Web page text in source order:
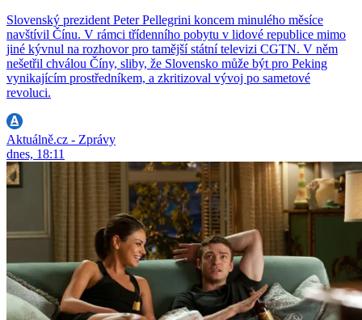
Slovenský prezident Peter Pellegrini koncem minulého měsíce
navštívil Čínu. V rámci třídenního pobytu v lidové republice mimo
jiné kývnul na rozhovor pro tamější státní televizi CGTN. V něm
nešetřil chválou Číny, sliby, že Slovensko může být pro Peking
vynikajícím prostředníkem, a zkritizoval vývoj po sametové
revoluci.
Aktuálně.cz - Zprávy
dnes, 18:11